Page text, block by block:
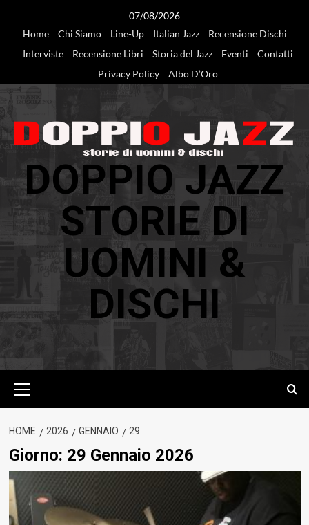
07/08/2026
Home
Chi Siamo Line-Up Italian Jazz
Recensione Dischi
Interviste
Recensione Libri Storia del Jazz Eventi
Contatti
Privacy Policy
Albo D’Oro
DOPPIO JAZZ
STORIE DI
UOMINI &
DISCHI
principale
HOME 2026 GENNAIO 29
Giorno: 29 Gennaio 2026